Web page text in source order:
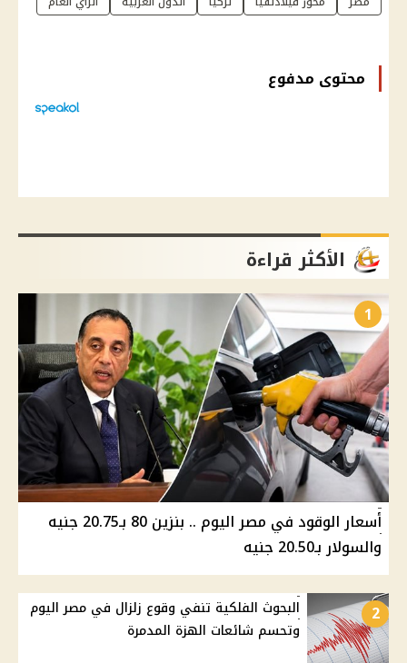
محتوى مدفوع
الأكثر قراءة
1
أسعار الوقود في مصر اليوم .. بنزين 80 بـ20.75 جنيه
والسولار بـ20.50 جنيه
2
البحوث الفلكية تنفي وقوع زلزال في مصر اليوم
وتحسم شائعات الهزة المدمرة